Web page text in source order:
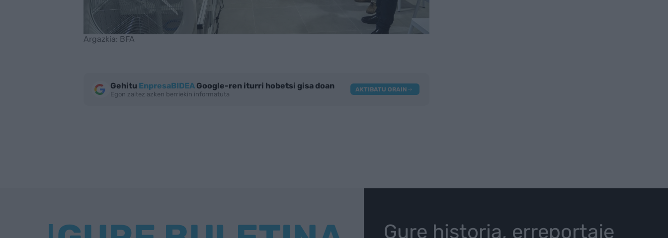
Argazkia: BFA
Gehitu EnpresaBIDEAGoogle-ren iturri hobetsi gisa doan
Egon zaitez azken berriekin informatuta
AKTIBATU ORAIN
Gure historia, erreportaje